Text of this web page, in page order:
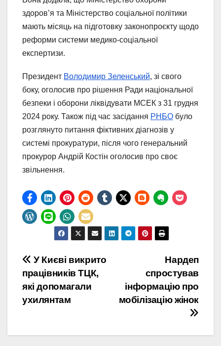
здоров’я та Міністерство соціальної політики
мають місяць на підготовку законопроєкту щодо
реформи системи медико-соціальної
експертизи.
Президент Володимир Зеленський, зі свого
боку, оголосив про рішення Ради національної
безпеки і оборони ліквідувати МСЕК з 31 грудня
2024 року. Також під час засідання РНБО було
розглянуто питання фіктивних діагнозів у
системі прокуратури, після чого генеральний
прокурор Андрій Костін оголосив про своє
звільнення.
Навігація
записів
Нардеп
спростував
інформацію про
мобілізацію жінок
У Києві викрито
працівників ТЦК,
які допомагали
ухилянтам